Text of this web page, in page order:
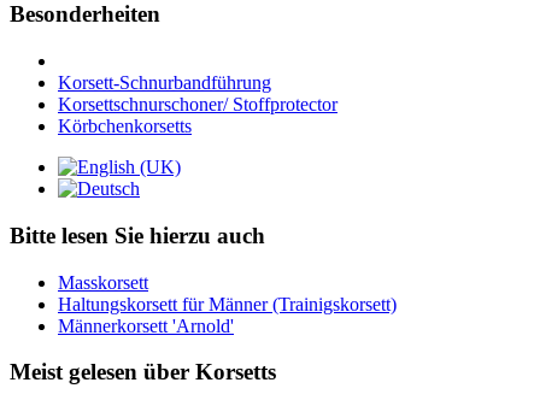
Besonderheiten
Korsett-Schnurbandführung
Korsettschnurschoner/ Stoffprotector
Körbchenkorsetts
Bitte lesen Sie hierzu auch
Masskorsett
Haltungskorsett für Männer (Trainigskorsett)
Männerkorsett 'Arnold'
Meist gelesen über Korsetts